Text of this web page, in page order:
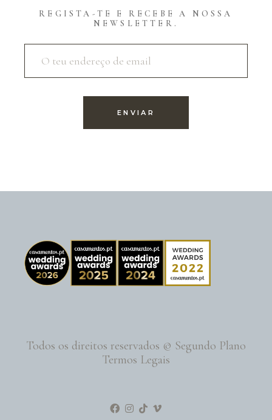
REGISTA-TE E RECEBE A NOSSA
NEWSLETTER.
Todos os direitos reservados © Segundo Plano
Termos Legais